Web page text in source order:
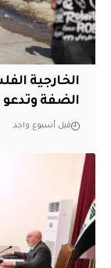
الخارجية
الضفة
قبل أسبوع واحد